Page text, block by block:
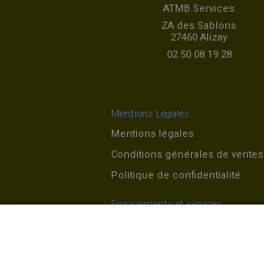
ATMB Services
ZA des Sablons
27460 Alizay
02 50 08 19 28
Mentions Légales
Mentions légales
Conditions générales de ventes
Politique de confidentialité
Engagements et services